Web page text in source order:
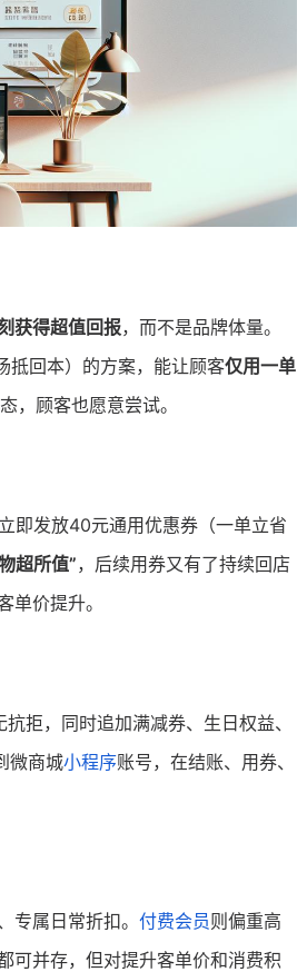
获得超值回报，而不是品牌体量。
抵回本）的方案，能让顾客仅用一单
，顾客也愿意尝试。
即发放40元通用优惠券（一单立省
超所值”，后续用券又有了持续回店
价提升。
拒，同时追加满减券、生日权益、
微商城小程序账号，在结账、用券、
专属日常折扣。 付费会员则偏重高
可并存，但对提升客单价和消费积